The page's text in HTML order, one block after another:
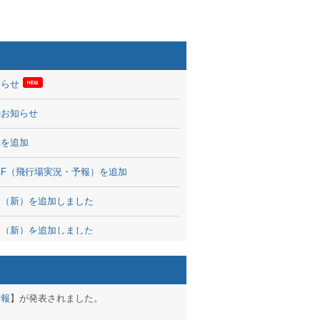
せ
知らせ
追加
（飛行場実況・予報）を追加
新）を追加しました
新）を追加しました
】が発表されました。